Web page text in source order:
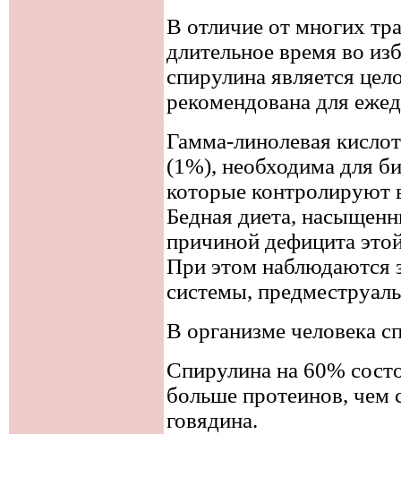
В отличие от многих
длительное время во
спирулина является
рекомендована для
Гамма-линолевая
(1%), необходима для
которые контролируют
Бедная диета,
причиной дефицита
При этом наблюдаются
системы,
В организме человека
Спирулина на 60%
больше протеинов, чем
говядина.